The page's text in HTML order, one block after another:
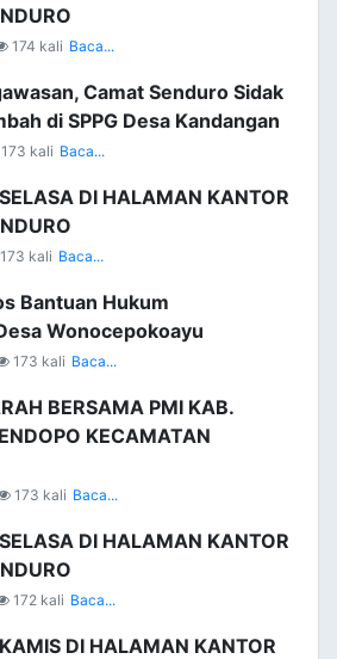
174 kali Baca...
Camat Senduro Sidak
di SPPG Desa Kandangan
173 kali Baca...
DI HALAMAN KANTOR
173 kali Baca...
Bantuan Hukum
Wonocepokoayu
173 kali Baca...
BERSAMA PMI KAB.
KECAMATAN
173 kali Baca...
DI HALAMAN KANTOR
172 kali Baca...
DI HALAMAN KANTOR